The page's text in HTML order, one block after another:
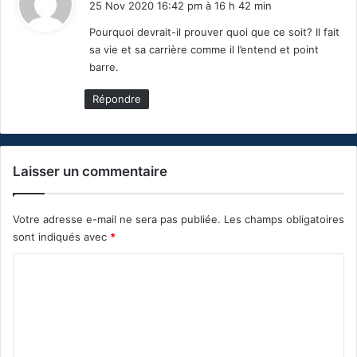
:
25 Nov 2020 16:42 pm à 16 h 42 min
Pourquoi devrait-il prouver quoi que ce soit? Il fait
sa vie et sa carrière comme il l’entend et point
barre.
Répondre
Laisser un commentaire
Votre adresse e-mail ne sera pas publiée. Les champs obligatoires
sont indiqués avec *